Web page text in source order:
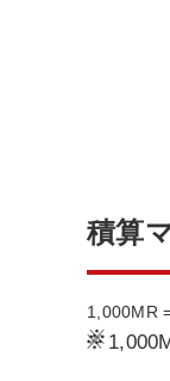
積算
1,000MR
※